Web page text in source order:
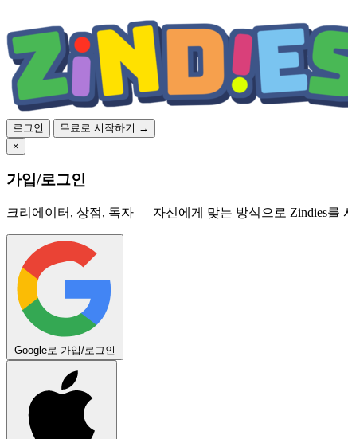
로그인
무료로 시작하기 →
×
가입/로그인
크리에이터, 상점, 독자 — 자신에게 맞는 방식으로 Zindies를
Google로 가입/로그인